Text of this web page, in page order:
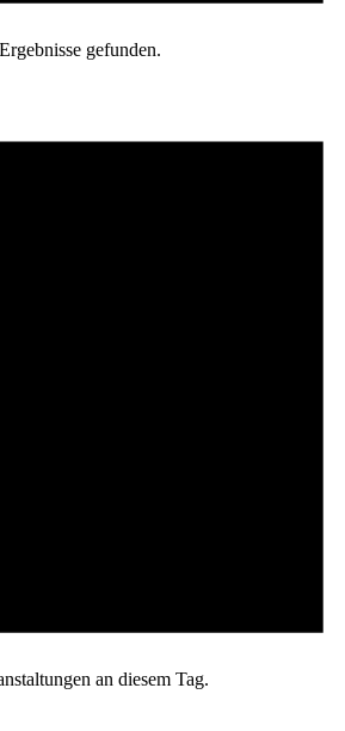
gefunden.
an diesem Tag.